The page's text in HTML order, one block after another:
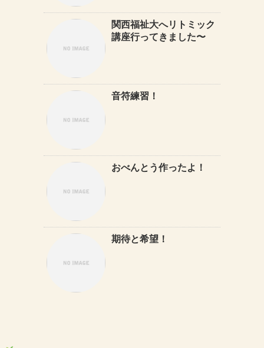
関西福祉大へリトミック
講座行ってきました〜
音符練習！
おべんとう作ったよ！
期待と希望！